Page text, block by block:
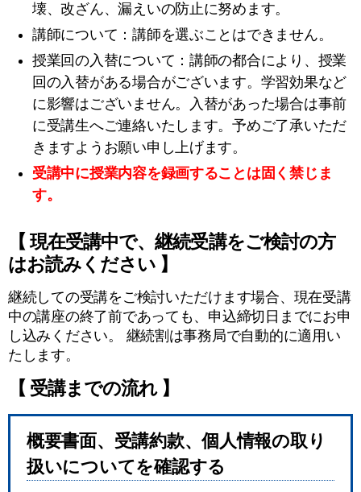
壊、改ざん、漏えいの防止に努めます。
講師について：講師を選ぶことはできません。
授業回の入替について：講師の都合により、授業
回の入替がある場合がございます。学習効果など
に影響はございません。入替があった場合は事前
に受講生へご連絡いたします。予めご了承いただ
きますようお願い申し上げます。
受講中に授業内容を録画することは 固く禁じま
す。
【 現在受講中で、継続受講をご検討の方
はお読みください 】
継続しての受講をご検討いただけます場合、現在受講
中の講座の終了前であっても、申込締切日までにお申
し込みください。 継続割は事務局で自動的に適用い
たします。
【 受講までの流れ 】
概要書面、受講約款、個人情報の取り
扱いについてを確認する